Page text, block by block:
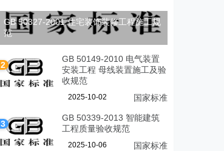
GB 50327-2001 住宅装饰装修工程施工规
范
2
GB 50149-2010 电气装置
安装工程 母线装置施工及验
收规范
2025-10-02 国家标准
3
GB 50339-2013 智能建筑
工程质量验收规范
2025-10-06 国家标准